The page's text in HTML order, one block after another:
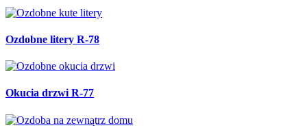
Ozdobne litery R-78
Okucia drzwi R-77